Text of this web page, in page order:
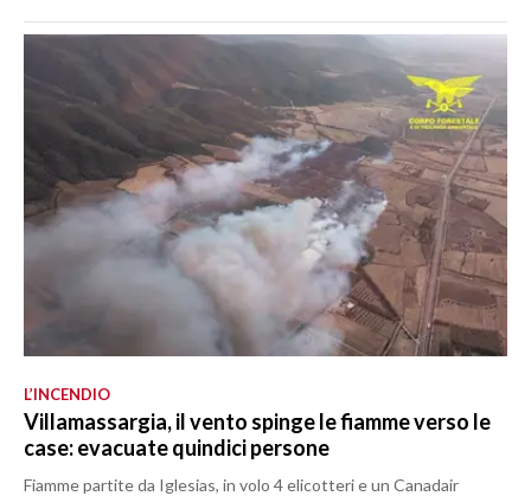
L’INCENDIO
Villamassargia, il vento spinge le fiamme verso le
case: evacuate quindici persone
Fiamme partite da Iglesias, in volo 4 elicotteri e un Canadair